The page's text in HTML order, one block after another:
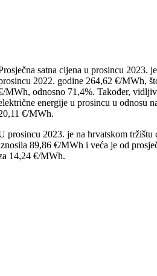
satna cijena u prosincu 2023.
2022. godine 264,62 €/MWh,
MWh, odnosno 71,4%. Također,
energije u prosincu u odnosu
€/MWh.
prosincu 2023. je na hrvatskom tržištu
89,86 €/MWh i veća je od
14,24 €/MWh.